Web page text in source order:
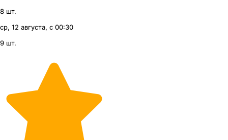
8 шт.
ср, 12 августа, с 00:30
9 шт.